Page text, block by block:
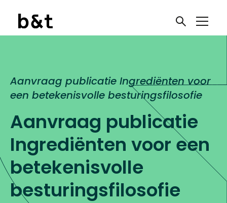
Aanvraag publicatie
Ingrediënten voor een
betekenisvolle
besturingsfilosofie
Aanvraag publicatie Ingrediënten voor
een betekenisvolle besturingsfilosofie